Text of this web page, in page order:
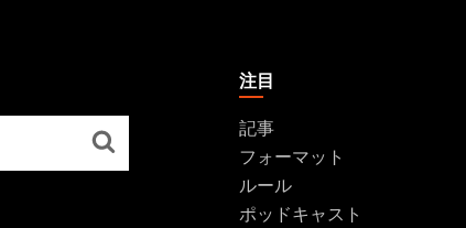
注目
記事
フォーマット
ルール
ポッドキャスト